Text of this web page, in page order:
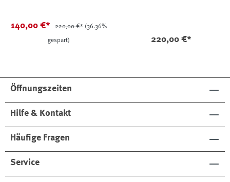
140,00 €* 220,00 €* (36.36%
gespart) 220,00 €*
Öffnungszeiten
Hilfe & Kontakt
Häufige Fragen
Service